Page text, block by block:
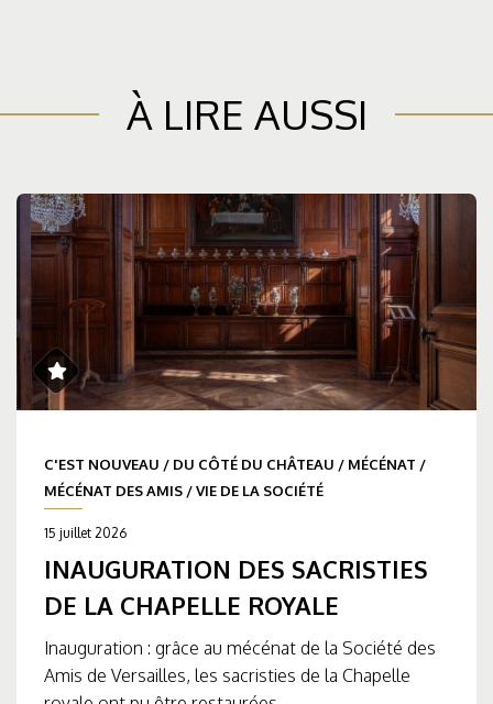
À LIRE AUSSI
C'EST NOUVEAU / DU CÔTÉ DU CHÂTEAU / MÉCÉNAT /
MÉCÉNAT DES AMIS /VIE DE LA SOCIÉTÉ
15 juillet 2026
INAUGURATION DES SACRISTIES
DE LA CHAPELLE ROYALE
Inauguration : grâce au mécénat de la Société des
Amis de Versailles, les sacristies de la Chapelle